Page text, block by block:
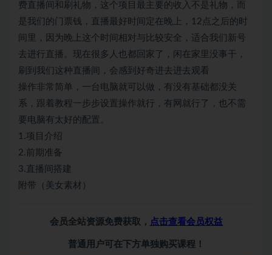
费直播间和刷礼物，这个项目最主要的收入不是礼物，而
是我们的门票钱，直播最好时间定在晚上，12点之后的时
间里，因为晚上这个时间相对与比较安全，适合我们新号
去进行直播。现在很多人也都回家了，闲在家里没事干，
刷到我们这种直播间，会感到好奇进去进去观看
操作非常简单，一台电脑就可以做，有没有基础都没关
系，跟着教程一步步设置操作就行，有网就行了，也不需
要电脑有太好的配置。
1.项目介绍
2.前期准备
3.直播间搭建
附带（美女素材）
会员全站资源免费获取， 点击查看会员权益
普通用户可在下方单独购买课程！